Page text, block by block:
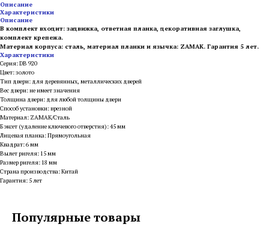
Описание
Характеристики
Описание
В комплект входит: задвижка, ответная планка, декоративная заглушка,
комплект крепежа.
Материал корпуса: сталь, материал планки и язычка: ZAMAK. Гарантия 5 лет.
Характеристики
Серия: DB 920
Цвет: золото
Тип двери: для деревянных, металлических дверей
Вес двери: не имеет значения
Толщина двери: для любой толщины двери
Способ установки: врезной
Материал: ZAMAK/Сталь
Бэксет (удаление ключевого отверстия): 45 мм
Лицевая планка: Прямоугольная
Квадрат: 6 мм
Вылет ригеля: 15 мм
Размер ригеля: 18 мм
Страна производства: Китай
Гарантия: 5 лет
Популярные товары